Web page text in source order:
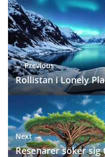
← Previous
Rollistan i Lonely
Next →
Resenärer söker